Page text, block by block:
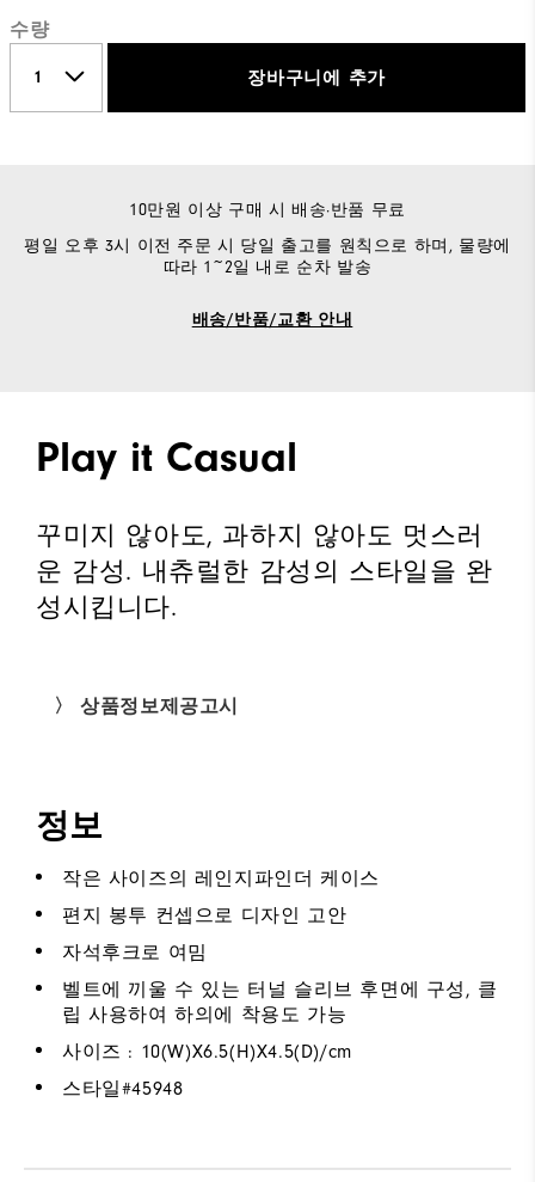
수량
장바구니에 추가
10만원 이상 구매 시 배송·반품 무료
평일 오후 3시 이전 주문 시 당일 출고를 원칙으로 하며, 물량에
따라 1~2일 내로 순차 발송
배송/반품/교환 안내
Play it Casual
꾸미지 않아도, 과하지 않아도 멋스러
운 감성. 내츄럴한 감성의 스타일을 완
성시킵니다.
〉 상품정보제공고시
정보
작은 사이즈의 레인지파인더 케이스
편지 봉투 컨셉으로 디자인 고안
자석후크로 여밈
벨트에 끼울 수 있는 터널 슬리브 후면에 구성, 클
립 사용하여 하의에 착용도 가능
사이즈 : 10(W)X6.5(H)X4.5(D)/cm
스타일#45948